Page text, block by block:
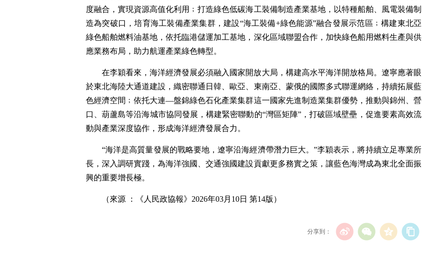
度融合，實現資源高值化利用﹔打造綠色低碳海工裝備制造產業基地，以特種船舶、風電裝備制
造為突破口，培育海工裝備產業集群，建設“海工裝備+綠色能源”融合發展示范區﹔構建東北亞
綠色船舶燃料油基地，依托臨港儲運加工基地，深化區域聯盟合作，加快綠色船用燃料生產與供
應業務布局，助力航運產業綠色轉型。
在李穎看來，海洋經濟發展必須融入國家開放大局，構建高水平海洋開放格局。遼寧應著眼
於東北海陸大通道建設，織密聯通日韓、歐亞、東南亞、蒙俄的國際多式聯運網絡，持續拓展藍
色經濟空間﹔依托大連—盤錦綠色石化產業集群這一國家先進制造業集群優勢，推動與錦州、營
口、葫蘆島等沿海城市協同發展，構建緊密聯動的“灣區矩陣”，打破區域壁壘，促進要素高效流
動與產業深度協作，形成海洋經濟發展合力。
“海洋是高質量發展的戰略要地，遼寧沿海經濟帶潛力巨大。”李穎表示，將持續立足專業所
長，深入調研實踐，為海洋強國、交通強國建設貢獻更多務實之策，讓藍色海灣成為東北全面振
興的重要增長極。
（來源 ：《人民政協報》2026年03月10日 第14版）
分享到：